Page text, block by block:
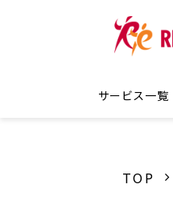
サービス一覧
TOP